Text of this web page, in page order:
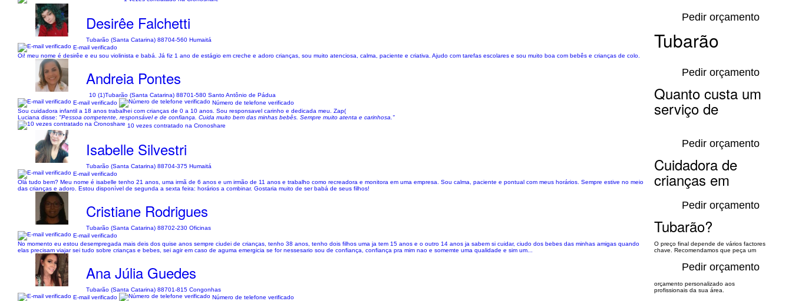
Desirêe Falchetti
Tubarão (Santa Catarina) 88704-560 Humaitá
E-mail verificado
Oi! meu nome é desirêe e eu sou violinista e babá. Já fiz 1 ano de estágio em creche e adoro crianças, sou muito atenciosa, calma, paciente e criativa. Ajudo com tarefas escolares e sou muito boa com bebês e crianças de colo.
Pedir orçamento
Andreia Pontes
10 (1)Tubarão (Santa Catarina) 88701-580 Santo Antônio de Pádua
E-mail verificado
Número de telefone verificado
Sou cuidadora infantil a 18 anos trabalhei com crianças de 0 a 10 anos. Sou responsavel carinho e dedicada meu. Zap(
Luciana disse: "Pessoa competente, responsável e de confiança. Cuida muito bem das minhas bebês. Sempre muito atenta e carinhosa."
10 vezes contratado na Cronoshare
Pedir orçamento
Isabelle Silvestri
Tubarão (Santa Catarina) 88704-375 Humaitá
E-mail verificado
Olá tudo bem? Meu nome é isabelle tenho 21 anos, uma irmã de 6 anos e um irmão de 11 anos e trabalho como recreadora e monitora em uma empresa. Sou calma, paciente e pontual com meus horários. Sempre estive no meio
das crianças e adoro. Estou disponível de segunda a sexta feira: horários a combinar. Gostaria muito de ser babá de seus filhos!
Pedir orçamento
Cristiane Rodrigues
Tubarão (Santa Catarina) 88702-230 Oficinas
E-mail verificado
No momento eu estou desempregada mais deis dos quise anos sempre ciudei de crianças, tenho 38 anos, tenho dois filhos uma ja tem 15 anos e o outro 14 anos ja sabem si cuidar, ciudo dos bebes das minhas amigas quando
elas precisam viajar sei tudo sobre crianças e bebes, sei agir em caso de aguma emergicia se for nessesario sou de confiança, confiança pra mim nao e somemte uma qualidade e sim um...
Pedir orçamento
Ana Júlia Guedes
Tubarão (Santa Catarina) 88701-815 Congonhas
E-mail verificado
Número de telefone verificado
Pedir orçamento
Tubarão
Quanto custa um
serviço de
Cuidadora de
crianças em
Tubarão?
O preço final depende de vários factores
chave. Recomendamos que peça um
orçamento personalizado aos
profissionais da sua área.